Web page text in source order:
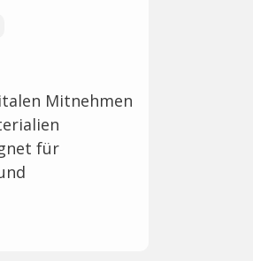
Mitnehmen
für